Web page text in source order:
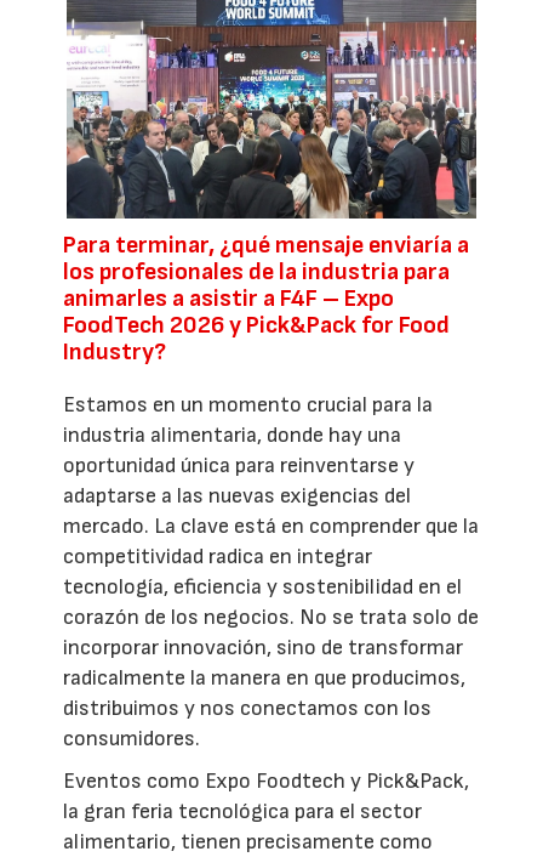
Para terminar, ¿qué mensaje enviaría a
los profesionales de la industria para
animarles a asistir a F4F – Expo
FoodTech 2026 y Pick&Pack for Food
Industry?
Estamos en un momento crucial para la
industria alimentaria, donde hay una
oportunidad única para reinventarse y
adaptarse a las nuevas exigencias del
mercado. La clave está en comprender que la
competitividad radica en integrar
tecnología, eficiencia y sostenibilidad en el
corazón de los negocios. No se trata solo de
incorporar innovación, sino de transformar
radicalmente la manera en que producimos,
distribuimos y nos conectamos con los
consumidores.
Eventos como Expo Foodtech y Pick&Pack,
la gran feria tecnológica para el sector
alimentario, tienen precisamente como